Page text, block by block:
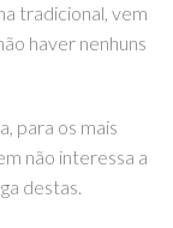
tradicional, vem
haver nenhuns
para os mais
não interessa a
destas.